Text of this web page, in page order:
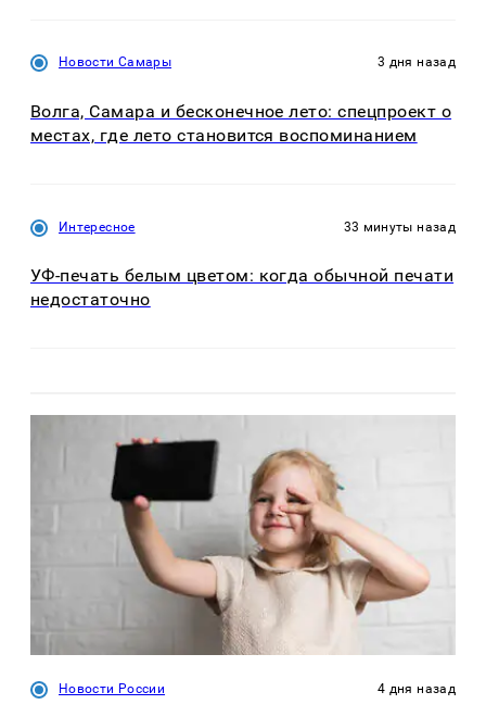
Новости Самары 3 дня назад
Волга, Самара и бесконечное лето: спецпроект о
местах, где лето становится воспоминанием
Интересное 33 минуты назад
УФ-печать белым цветом: когда обычной печати
недостаточно
Новости России 4 дня назад